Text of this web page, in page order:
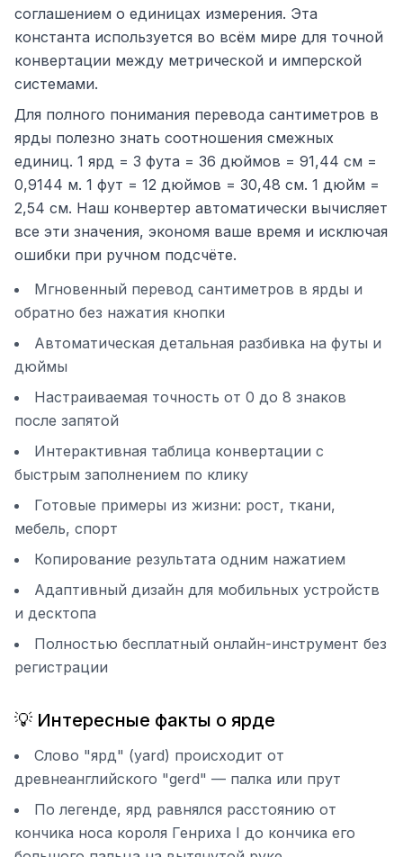
соглашением о единицах измерения. Эта
константа используется во всём мире для точной
конвертации между метрической и имперской
системами.
Для полного понимания перевода сантиметров в
ярды полезно знать соотношения смежных
единиц. 1 ярд = 3 фута = 36 дюймов = 91,44 см =
0,9144 м. 1 фут = 12 дюймов = 30,48 см. 1 дюйм =
2,54 см. Наш конвертер автоматически вычисляет
все эти значения, экономя ваше время и исключая
ошибки при ручном подсчёте.
Мгновенный перевод сантиметров в ярды и
обратно без нажатия кнопки
Автоматическая детальная разбивка на футы и
дюймы
Настраиваемая точность от 0 до 8 знаков
после запятой
Интерактивная таблица конвертации с
быстрым заполнением по клику
Готовые примеры из жизни: рост, ткани,
мебель, спорт
Копирование результата одним нажатием
Адаптивный дизайн для мобильных устройств
и десктопа
Полностью бесплатный онлайн-инструмент без
регистрации
💡 Интересные факты о ярде
Слово "ярд" (yard) происходит от
древнеанглийского "gerd" — палка или прут
По легенде, ярд равнялся расстоянию от
кончика носа короля Генриха I до кончика его